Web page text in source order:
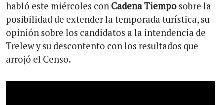
habló este miércoles con Cadena Tiempo sobre la
posibilidad de extender la temporada turística, su
opinión sobre los candidatos a la intendencia de
Trelew y su descontento con los resultados que
arrojó el Censo.